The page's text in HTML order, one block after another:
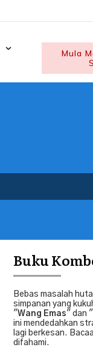
Mula
Buku
Bebas masalah
simpanan yang
"Wang Emas" dan "
ini mendedahkan
lagi berkesan.
difahami.